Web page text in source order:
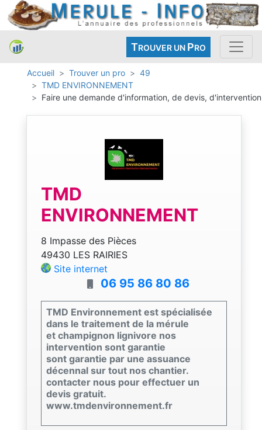
TROUVER UN PRO
Accueil Trouver un pro
49
TMD ENVIRONNEMENT
Faire une demande d'information, de devis, d'intervention
TMD
ENVIRONNEMENT
8 Impasse des Pièces
49430 LES RAIRIES
Site internet
06 95 86 80 86
TMD Environnement est spécialisée
dans le traitement de la mérule
et champignon lignivore nos
intervention sont garantie
sont garantie par une assuance
décennal sur tout nos chantier.
contacter nous pour effectuer un
devis gratuit.
www.tmdenvironnement.fr